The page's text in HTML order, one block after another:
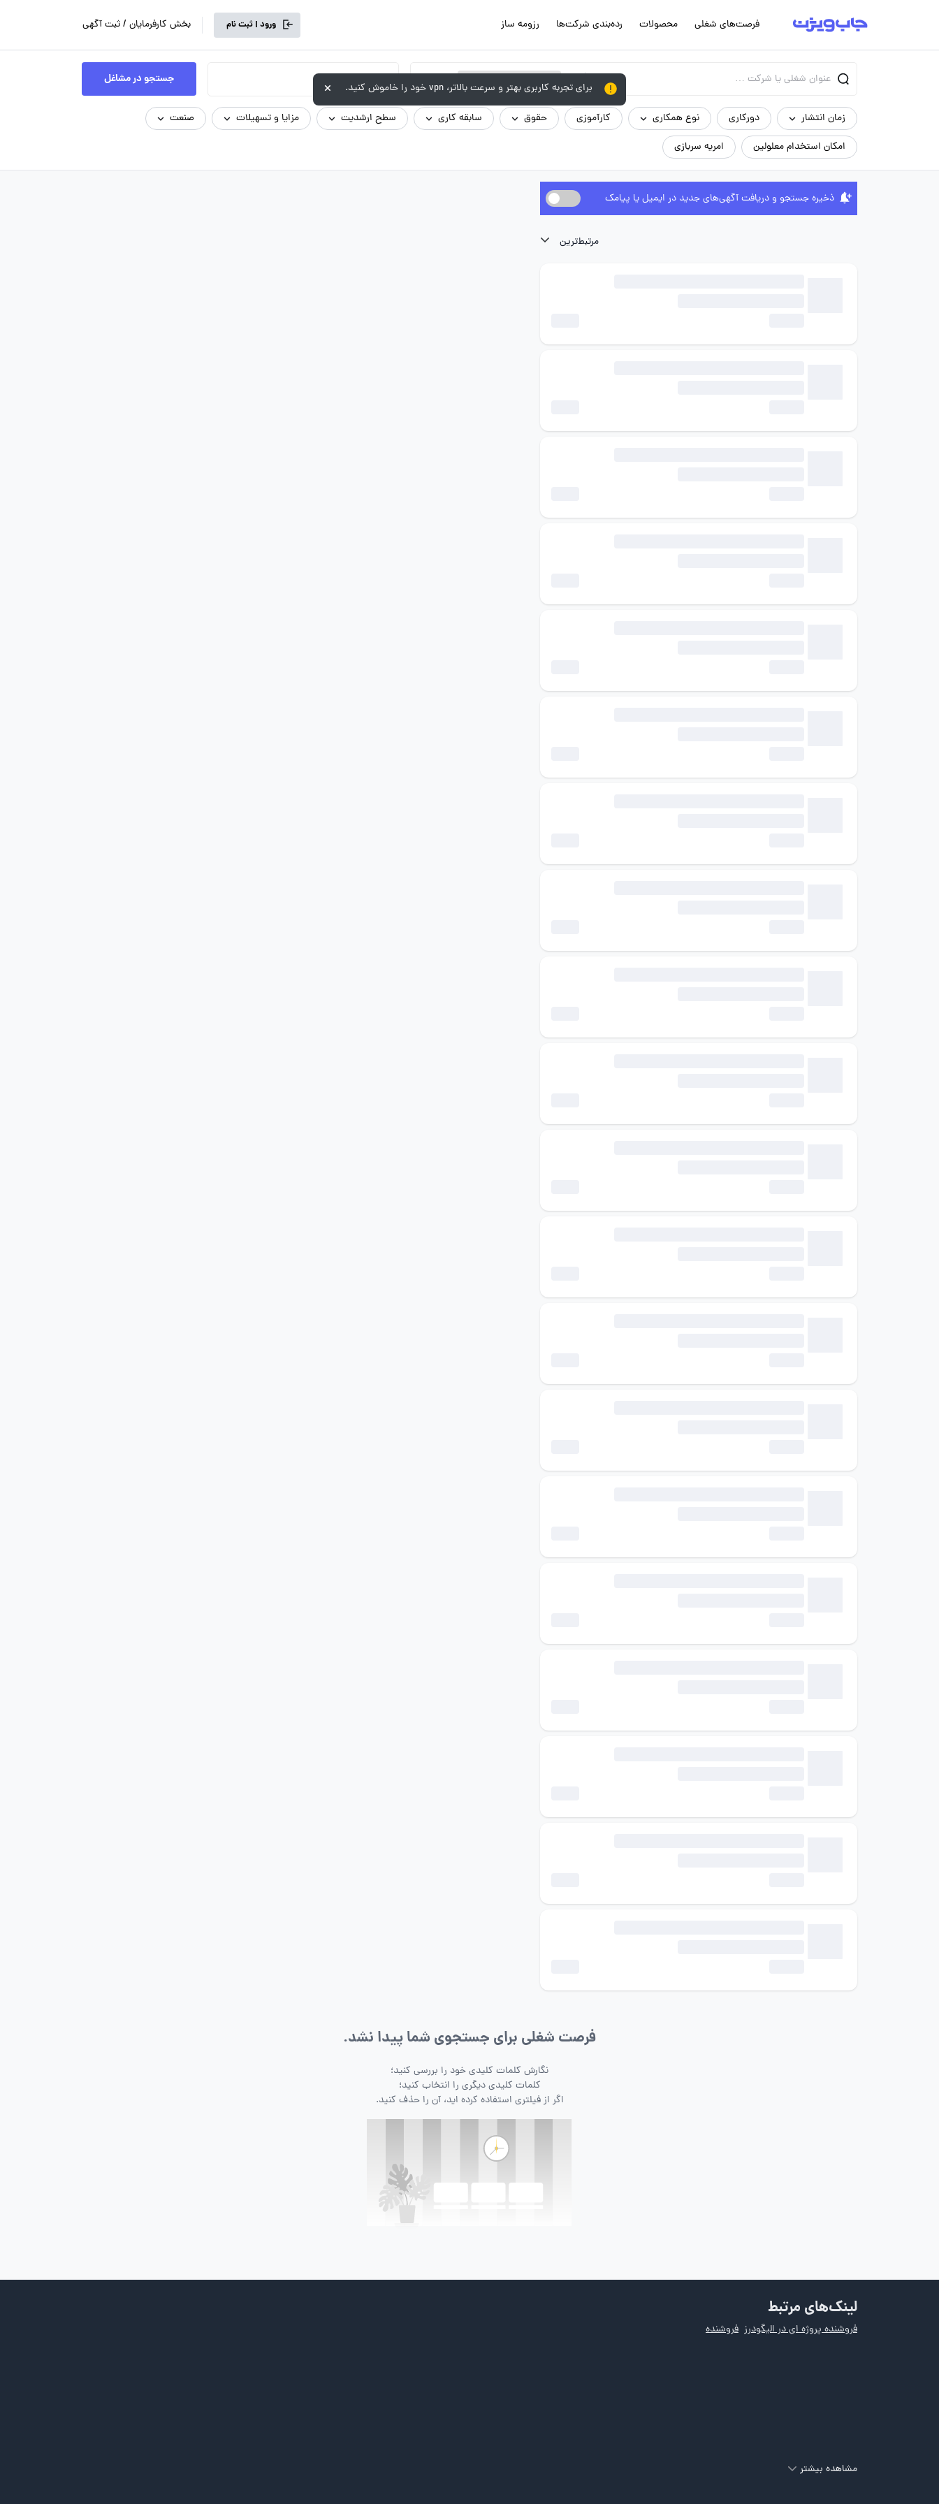
فرصت‌های شغلی محصولات رده‌بندی شرکت‌ها رزومه ساز ورود | ثبت نام بخش کارفرمایان / ثبت آگهی
فروش و بازاریابی - فروشنده / بازاریاب و ویزیتور / صندوقدار جستجو در مشاغل
زمان انتشار دورکاری نوع همکاری کارآموزی حقوق سابقه کاری سطح ارشدیت مزایا و تسهیلات
صنعت
امکان استخدام معلولین
امریه سربازی
ذخیره جستجو و دریافت آگهی‌های جدید در ایمیل یا پیامک
فرصت شغلی برای جستجوی شما پیدا نشد.
نگارش کلمات کلیدی خود را بررسی کنید؛
کلمات کلیدی دیگری را انتخاب کنید؛
اگر از فیلتری استفاده کرده اید، آن را حذف کنید.
لینک‌های مرتبط
فروشنده پروژه ای در الیگودرز فروشنده
مشاهده بیشتر
برای تجربه کاربری بهتر و سرعت بالاتر، vpn خود را خاموش کنید.